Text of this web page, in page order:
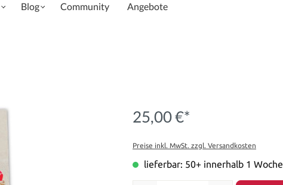
Blog Community Angebote
25,00 €*
Preise inkl. MwSt. zzgl. Versandkosten
lieferbar: 50+ innerhalb 1 Woche